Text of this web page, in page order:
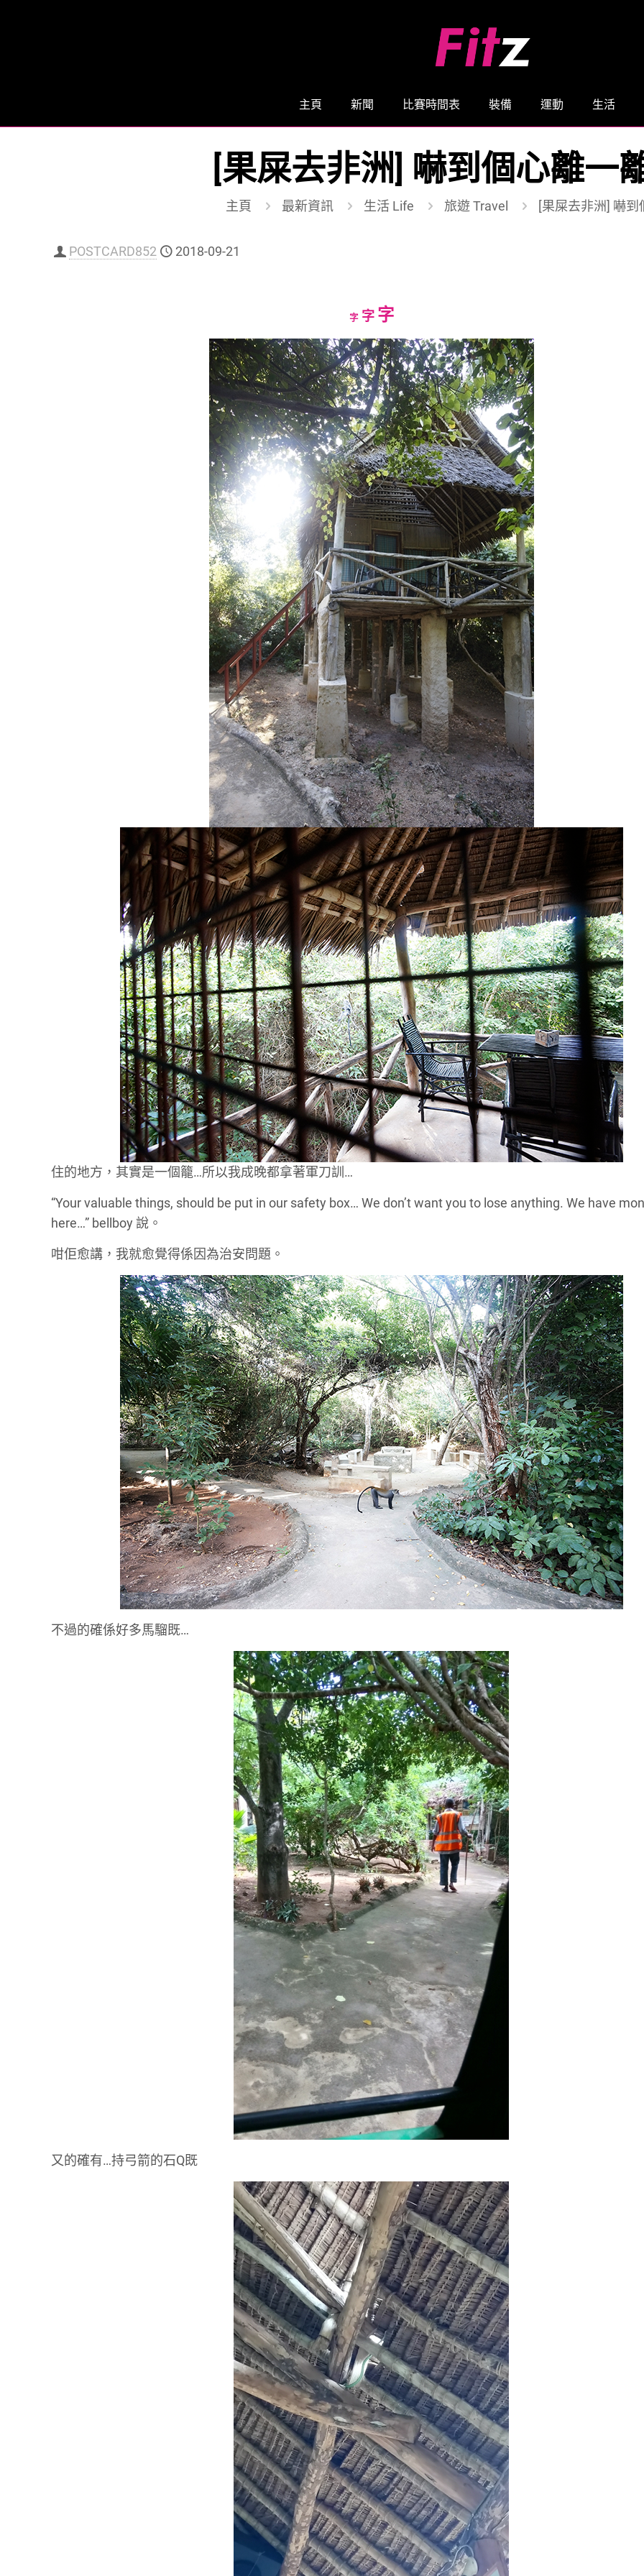
主頁 新聞 比賽時間表 裝備 運動 生活
[果屎去非洲] 嚇到個心離一
主頁 最新資訊 生活 Life 旅遊 Travel [果屎去非洲] 嚇
POSTCARD852 2018-09-21
字Decrease
size.
字Reset
size.
字Increase
font
size.
住的地方，其實是一個籠…所以我成晚都拿著軍刀訓…
“Your valuable things, should be put in our safety box… We don’t want you to lose anything. We have
here…” bellboy 說。
咁佢愈講，我就愈覺得係因為治安問題。
不過的確係好多馬騮既…
又的確有…持弓箭的石Q既